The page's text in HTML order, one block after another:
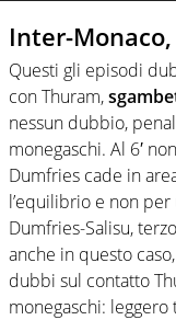
Inter-
Questi gli episodi
con Thuram,
nessun dubbio,
monegaschi. Al 6′
Dumfries cade in
l’equilibrio e non per
Dumfries-Salisu,
anche in questo
dubbi sul contatto
monegaschi: